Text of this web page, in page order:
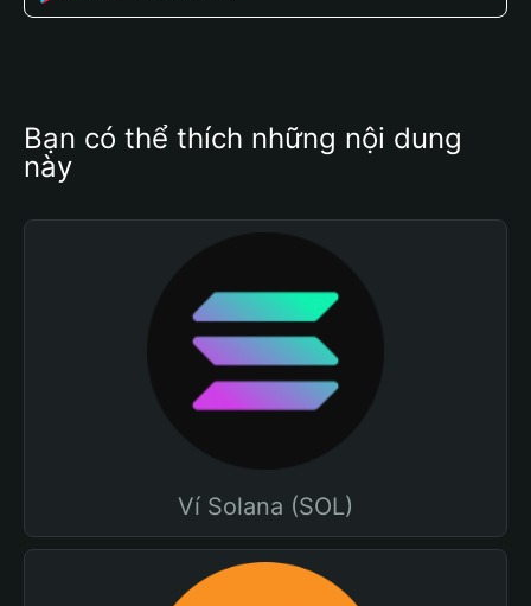
Bạn có thể thích những nội dung
này
Ví Solana (SOL)